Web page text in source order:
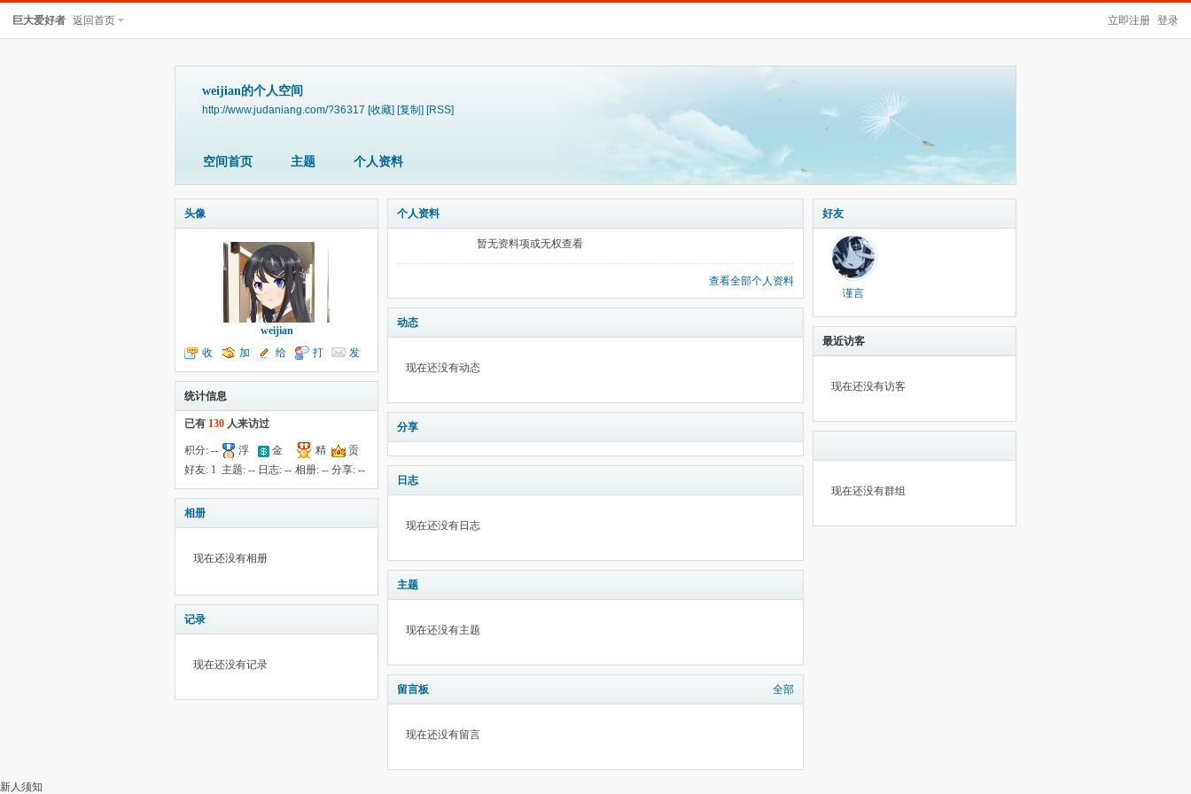
立即注册 登录
巨大爱好者 返回首页
weijian的个人空间
http://www.judaniang.com/?36317 [收藏] [复制] [RSS]
空间首页 主题 个人资料
头像
weijian
收
听TA
加
为好友
给
我留言
打
个招呼
发
送消息
统计信息
已有 130 人来访过
积分: --
浮
云:290
金
钱:34
精
华:--
贡
献:--
好友: 1 主题: -- 日志:-- 相册: -- 分享:--
相册
现在还没有相册
记录
现在还没有记录
个人资料
暂无资料项或无权查看
查看全部个人资料
动态
现在还没有动态
分享
日志
现在还没有日志
主题
现在还没有主题
留言板 全部
现在还没有留言
好友
谨言
最近访客
现在还没有访客
现在还没有群组
新人须知